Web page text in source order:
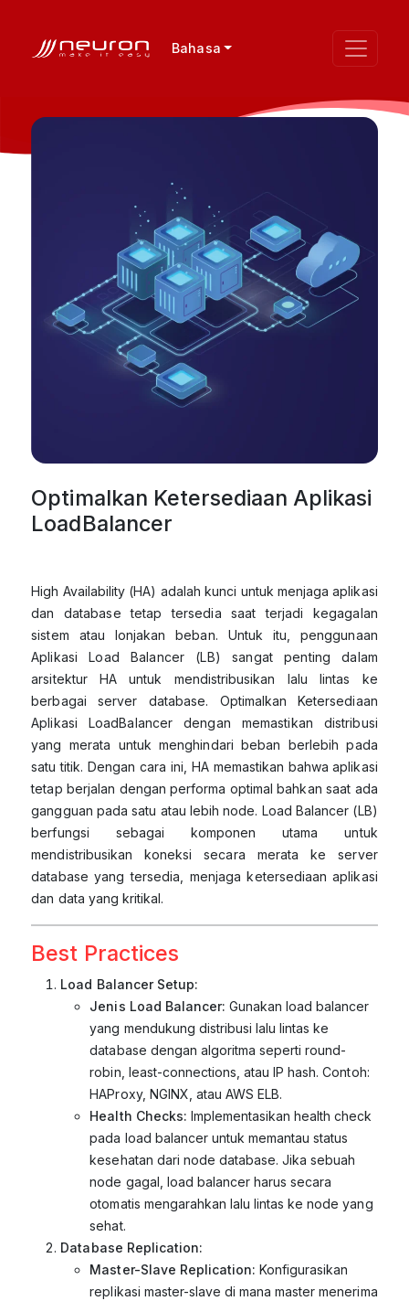
Bahasa
Optimalkan Ketersediaan Aplikasi
LoadBalancer
High Availability (HA) adalah kunci untuk menjaga aplikasi
dan database tetap tersedia saat terjadi kegagalan
sistem atau lonjakan beban. Untuk itu, penggunaan
Aplikasi Load Balancer (LB) sangat penting dalam
arsitektur HA untuk mendistribusikan lalu lintas ke
berbagai server database. Optimalkan Ketersediaan
Aplikasi LoadBalancer dengan memastikan distribusi
yang merata untuk menghindari beban berlebih pada
satu titik. Dengan cara ini, HA memastikan bahwa aplikasi
tetap berjalan dengan performa optimal bahkan saat ada
gangguan pada satu atau lebih node. Load Balancer (LB)
berfungsi sebagai komponen utama untuk
mendistribusikan koneksi secara merata ke server
database yang tersedia, menjaga ketersediaan aplikasi
dan data yang kritikal.
Best Practices
Load Balancer Setup:
Jenis Load Balancer: Gunakan load balancer
yang mendukung distribusi lalu lintas ke
database dengan algoritma seperti round-
robin, least-connections, atau IP hash. Contoh:
HAProxy, NGINX, atau AWS ELB.
Health Checks: Implementasikan health check
pada load balancer untuk memantau status
kesehatan dari node database. Jika sebuah
node gagal, load balancer harus secara
otomatis mengarahkan lalu lintas ke node yang
sehat.
Database Replication:
Master-Slave Replication: Konfigurasikan
replikasi master-slave di mana master menerima